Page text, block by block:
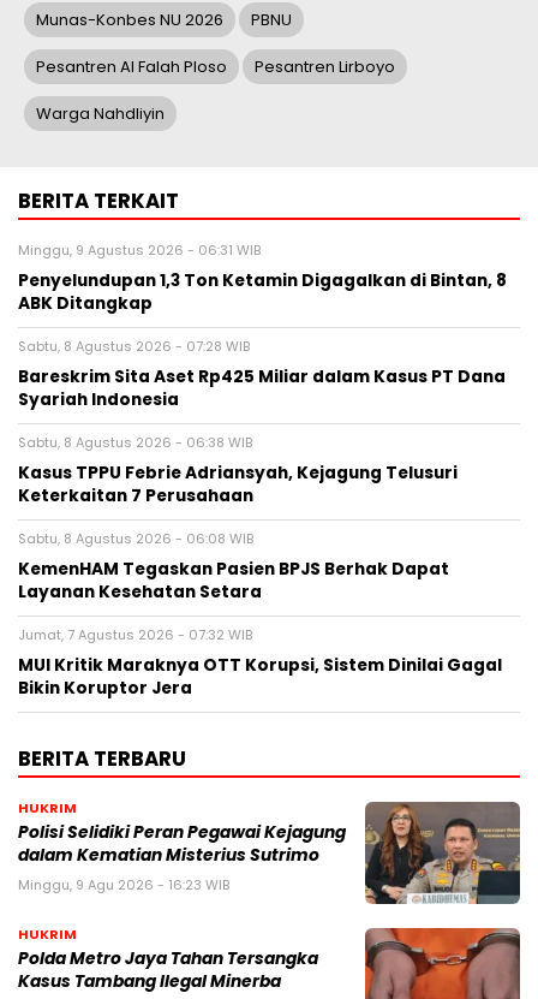
Munas-Konbes NU 2026 PBNU
Pesantren Al Falah Ploso Pesantren Lirboyo
Warga Nahdliyin
BERITA TERKAIT
Minggu, 9 Agustus 2026 - 06:31 WIB
Penyelundupan 1,3 Ton Ketamin Digagalkan di Bintan, 8
ABK Ditangkap
Sabtu, 8 Agustus 2026 - 07:28 WIB
Bareskrim Sita Aset Rp425 Miliar dalam Kasus PT Dana
Syariah Indonesia
Sabtu, 8 Agustus 2026 - 06:38 WIB
Kasus TPPU Febrie Adriansyah, Kejagung Telusuri
Keterkaitan 7 Perusahaan
Sabtu, 8 Agustus 2026 - 06:08 WIB
KemenHAM Tegaskan Pasien BPJS Berhak Dapat
Layanan Kesehatan Setara
Jumat, 7 Agustus 2026 - 07:32 WIB
MUI Kritik Maraknya OTT Korupsi, Sistem Dinilai Gagal
Bikin Koruptor Jera
BERITA TERBARU
HUKRIM
Polisi Selidiki Peran Pegawai Kejagung
dalam Kematian Misterius Sutrimo
Minggu, 9 Agu 2026 - 16:23 WIB
HUKRIM
Polda Metro Jaya Tahan Tersangka
Kasus Tambang Ilegal Minerba